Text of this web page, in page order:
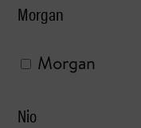
Morgan
Morgan
Nio